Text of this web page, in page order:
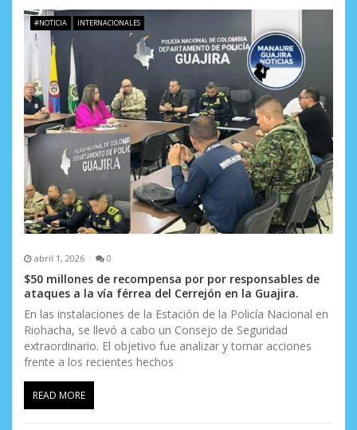
e
n
t
r
a
d
a
s
#NOTICIA INTERNACIONALES
abril 1, 2026 0
$50 millones de recompensa por por responsables de
ataques a la vía férrea del Cerrejón en la Guajira.
En las instalaciones de la Estación de la Policía Nacional en
Riohacha, se llevó a cabo un Consejo de Seguridad
extraordinario. El objetivo fue analizar y tomar acciones
frente a los recientes hechos
READ MORE